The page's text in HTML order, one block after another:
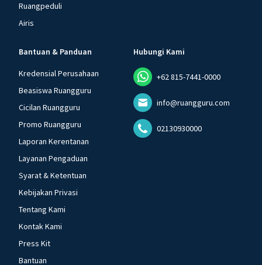
Ruangpeduli
Airis
Bantuan & Panduan
Kredensial Perusahaan
Beasiswa Ruangguru
Cicilan Ruangguru
Promo Ruangguru
Laporan Kerentanan
Layanan Pengaduan
Syarat & Ketentuan
Kebijakan Privasi
Tentang Kami
Kontak Kami
Press Kit
Bantuan
Hubungi Kami
+62 815-7441-0000
info@ruangguru.com
02130930000